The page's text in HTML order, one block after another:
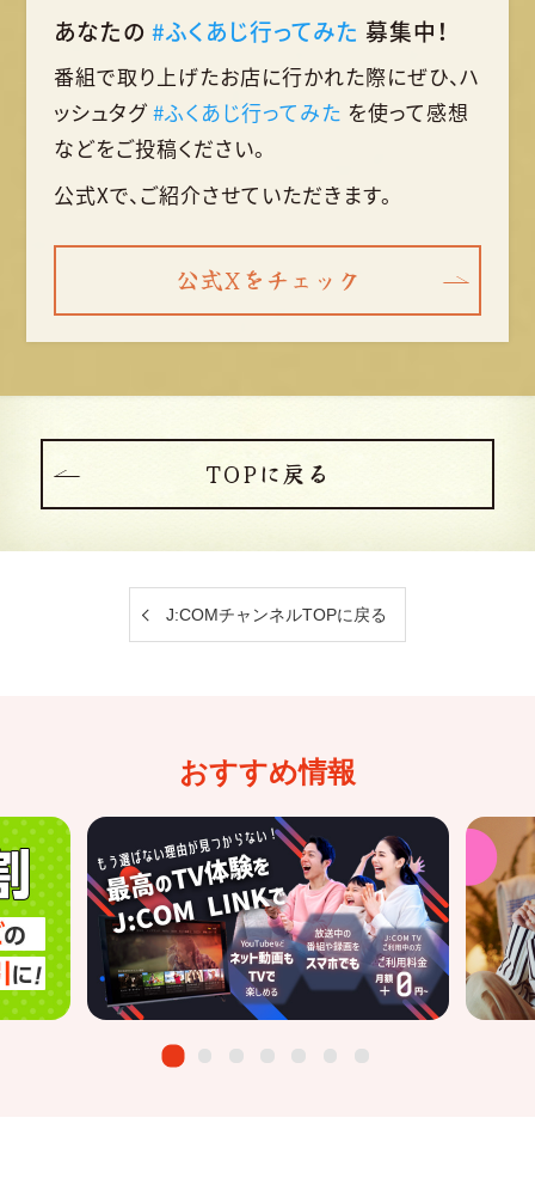
あなたの #ふくあじ行ってみた 募集中！
番組で取り上げたお店に行かれた際にぜひ、ハ
ッシュタグ #ふくあじ行ってみた を使って感想
などをご投稿ください。
公式Xで、ご紹介させていただきます。
公式Xをチェック
TOPに戻る
J:COMチャンネルTOPに戻る
おすすめ情報